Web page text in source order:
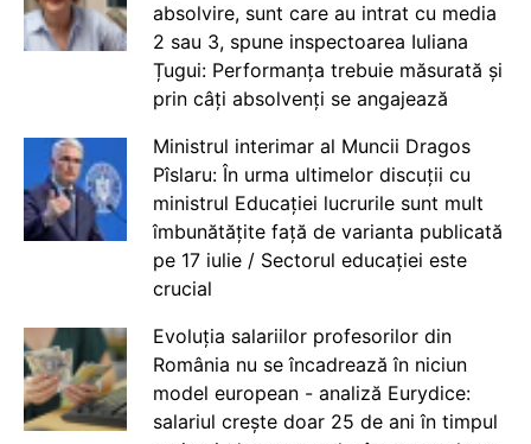
absolvire, sunt care au intrat cu media
2 sau 3, spune inspectoarea Iuliana
Țugui: Performanța trebuie măsurată și
prin câți absolvenți se angajează
Ministrul interimar al Muncii Dragos
Pîslaru: În urma ultimelor discuții cu
ministrul Educației lucrurile sunt mult
îmbunătățite față de varianta publicată
pe 17 iulie / Sectorul educației este
crucial
Evoluția salariilor profesorilor din
România nu se încadrează în niciun
model european - analiză Eurydice:
salariul crește doar 25 de ani în timpul